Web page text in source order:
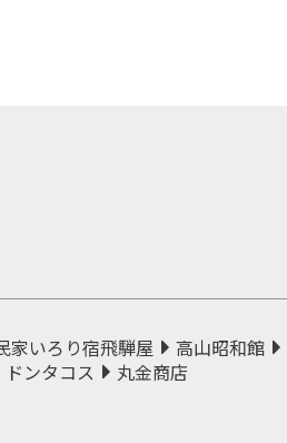
家いろり宿飛騨屋 高山昭和館
ドンタコス 丸金商店